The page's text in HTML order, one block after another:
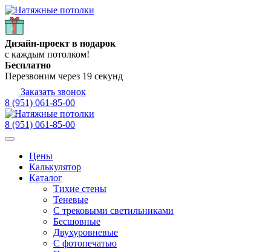
Дизайн-проект в подарок
с каждым потолком!
Бесплатно
Перезвоним через 19 секунд
Заказать звонок
8 (951) 061-85-00
8 (951) 061-85-00
Цены
Калькулятор
Каталог
Тихие стены
Теневые
С трековыми светильниками
Бесшовные
Двухуровневые
С фотопечатью